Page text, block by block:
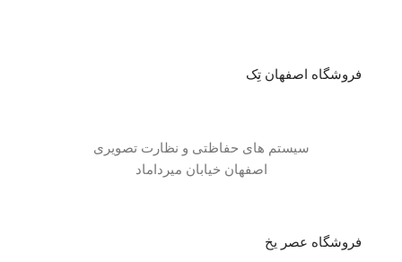
فروشگاه اصفهان تِک
سیستم های حفاظتی و نظارت تصویری
اصفهان خیابان میرداماد
فروشگاه عصر یخ